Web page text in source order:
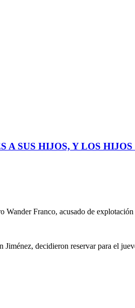
A SUS HIJOS, Y LOS
Franco, acusado de
decidieron reservar para el